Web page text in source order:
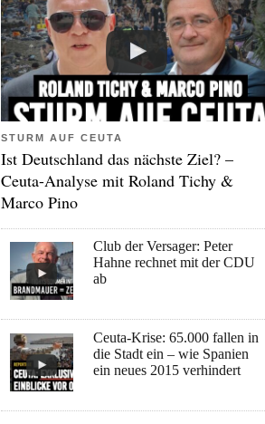
STURM AUF CEUTA
Ist Deutschland das nächste Ziel? –
Ceuta-Analyse mit Roland Tichy &
Marco Pino
Club der Versager: Peter
Hahne rechnet mit der CDU
ab
Ceuta-Krise: 65.000 fallen in
die Stadt ein – wie Spanien
ein neues 2015 verhindert